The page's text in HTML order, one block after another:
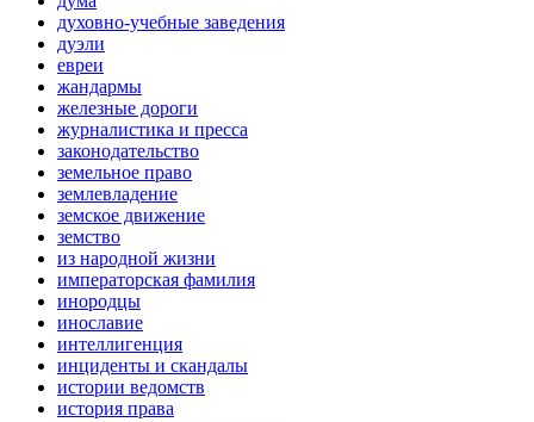
духовно-учебные заведения
дуэли
евреи
жандармы
железные дороги
журналистика и пресса
законодательство
земельное право
землевладение
земское движение
земство
из народной жизни
императорская фамилия
инородцы
инославие
интеллигенция
инциденты и скандалы
истории ведомств
история права